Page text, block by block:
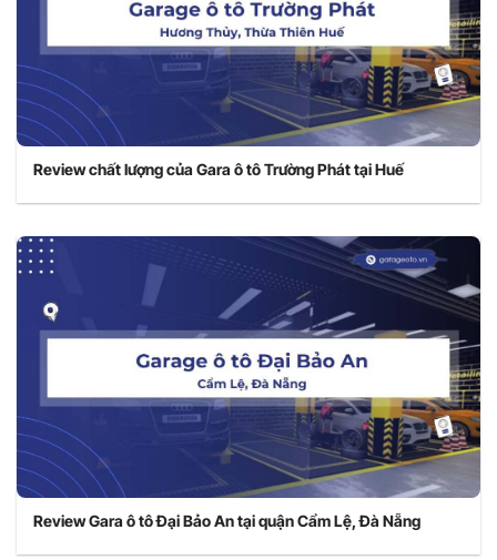
Review chất lượng của Gara ô tô Trường Phát tại Huế
Review Gara ô tô Đại Bảo An tại quận Cẩm Lệ, Đà Nẵng